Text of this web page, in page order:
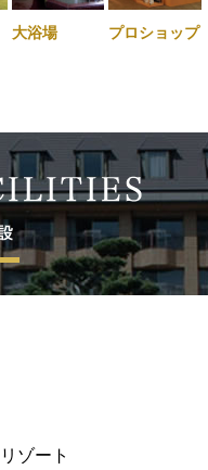
大浴場 プロショップ
ゾート